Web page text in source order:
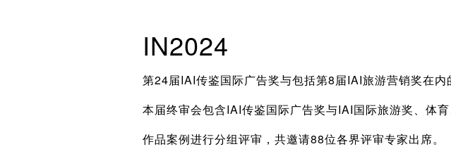
IN2024
第24届IAI传鉴国际广告奖与包括第8届IAI旅游营销奖在内
本届终审会包含IAI传鉴国际广告奖与IAI国际旅游奖、体
作品案例进行分组评审，共邀请88位各界评审专家出席。